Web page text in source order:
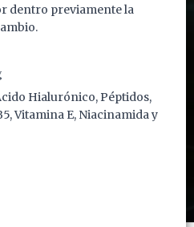
dentro previamente la
Hialurónico, Péptidos,
Vitamina E, Niacinamida y